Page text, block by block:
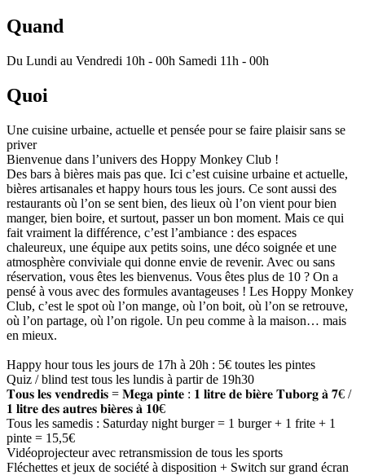
Quand
Du Lundi au Vendredi 10h - 00h Samedi 11h - 00h
Quoi
Une cuisine urbaine, actuelle et pensée pour se faire plaisir sans se
priver
Bienvenue dans l’univers des Hoppy Monkey Club !
Des bars à bières mais pas que. Ici c’est cuisine urbaine et actuelle,
bières artisanales et happy hours tous les jours. Ce sont aussi des
restaurants où l’on se sent bien, des lieux où l’on vient pour bien
manger, bien boire, et surtout, passer un bon moment. Mais ce qui
fait vraiment la différence, c’est l’ambiance : des espaces
chaleureux, une équipe aux petits soins, une déco soignée et une
atmosphère conviviale qui donne envie de revenir. Avec ou sans
réservation, vous êtes les bienvenus. Vous êtes plus de 10 ? On a
pensé à vous avec des formules avantageuses ! Les Hoppy Monkey
Club, c’est le spot où l’on mange, où l’on boit, où l’on se retrouve,
où l’on partage, où l’on rigole. Un peu comme à la maison… mais
en mieux.
Happy hour tous les jours de 17h à 20h : 5€ toutes les pintes
Quiz / blind test tous les lundis à partir de 19h30
𝐓𝐨𝐮𝐬 𝐥𝐞𝐬 𝐯𝐞𝐧𝐝𝐫𝐞𝐝𝐢𝐬 = 𝐌𝐞𝐠𝐚 𝐩𝐢𝐧𝐭𝐞 : 𝟏 𝐥𝐢𝐭𝐫𝐞 𝐝𝐞 𝐛𝐢𝐞̀𝐫𝐞 𝐓𝐮𝐛𝐨𝐫𝐠 𝐚̀ 𝟕€ /
𝟏 𝐥𝐢𝐭𝐫𝐞 𝐝𝐞𝐬 𝐚𝐮𝐭𝐫𝐞𝐬 𝐛𝐢𝐞̀𝐫𝐞𝐬 𝐚̀ 𝟏𝟎€
Tous les samedis : Saturday night burger = 1 burger + 1 frite + 1
pinte = 15,5€
Vidéoprojecteur avec retransmission de tous les sports
Fléchettes et jeux de société à disposition + Switch sur grand écran